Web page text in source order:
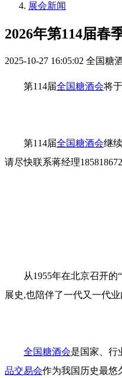
展会新闻
2026年第114届春
2025-10-27 16:05:02 全国糖
第114届全国糖酒会将
第114届全国糖酒会继
请尽快联系蒋经理
从1955年在北京召开的
展史,也陪伴了一代又一代
全国糖酒会是国家、行
品交易会作为我国历史最悠